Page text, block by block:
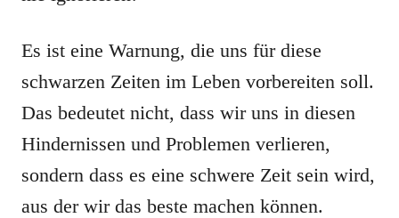
Es ist eine Warnung, die uns für diese
schwarzen Zeiten im Leben vorbereiten soll.
Das bedeutet nicht, dass wir uns in diesen
Hindernissen und Problemen verlieren,
sondern dass es eine schwere Zeit sein wird,
aus der wir das beste machen können.